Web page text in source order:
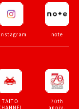
Instagram note
TAITO
70th
anniv.